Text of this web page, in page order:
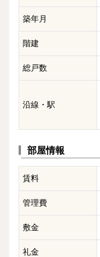
築年月
階建
総戸数
沿線・駅
部屋情報
賃料
管理費
敷金
礼金